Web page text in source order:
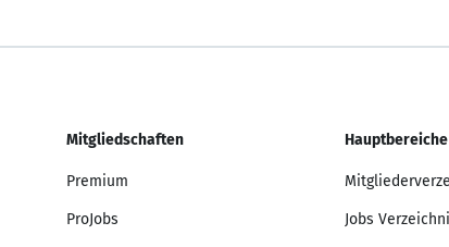
Mitgliedschaften
Premium
ProJobs
Hauptbereiche
Jobs